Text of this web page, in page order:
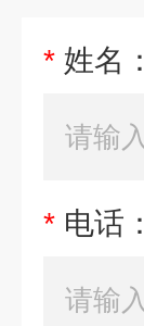
* 姓名：
* 电话：